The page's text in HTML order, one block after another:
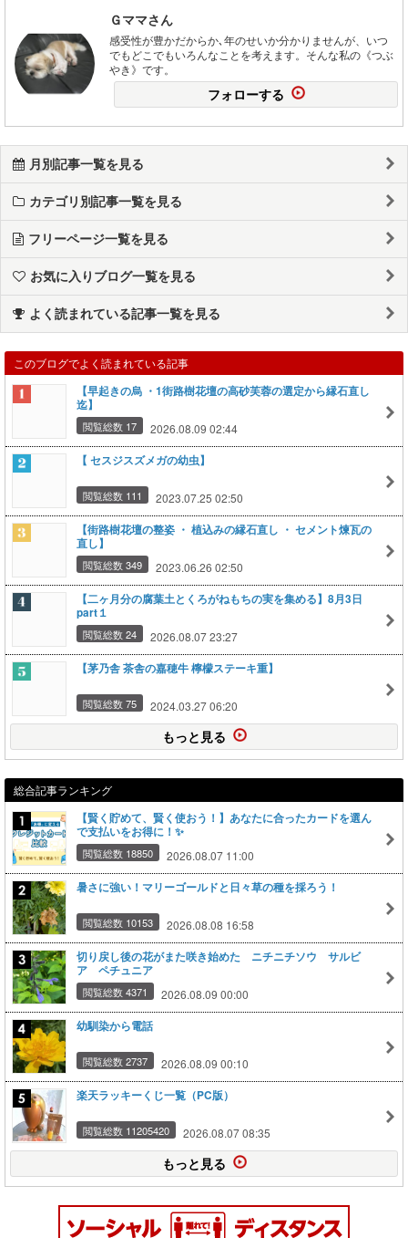
Ｇママさん
感受性が豊かだからか､年のせいか分かりませんが、いつ
でもどこでもいろんなことを考えます。そんな私の《つぶ
やき》です。
フォローする
月別記事一覧を見る
カテゴリ別記事一覧を見る
フリーページ一覧を見る
お気に入りブログ一覧を見る
よく読まれている記事一覧を見る
このブログでよく読まれている記事
【早起きの烏 ・1街路樹花壇の高砂芙蓉の選定から縁石直し
迄】
閲覧総数 17 2026.08.09 02:44
【 セスジスズメガの幼虫】
閲覧総数 111 2023.07.25 02:50
【街路樹花壇の整姿 ・ 植込みの縁石直し ・ セメント煉瓦の
直し】
閲覧総数 349 2023.06.26 02:50
【二ヶ月分の腐葉土とくろがねもちの実を集める】8月3日
part１
閲覧総数 24 2026.08.07 23:27
【茅乃舎 茶舎の嘉穂牛 檸檬ステーキ重】
閲覧総数 75 2024.03.27 06:20
もっと見る
総合記事ランキング
【賢く貯めて、賢く使おう！】あなたに合ったカードを選ん
で支払いをお得に！✨
閲覧総数 18850 2026.08.07 11:00
暑さに強い！マリーゴールドと日々草の種を採ろう！
閲覧総数 10153 2026.08.08 16:58
切り戻し後の花がまた咲き始めた ニチニチソウ サルビ
ア ペチュニア
閲覧総数 4371 2026.08.09 00:00
幼馴染から電話
閲覧総数 2737 2026.08.09 00:10
楽天ラッキーくじ一覧（PC版）
閲覧総数 11205420 2026.08.07 08:35
もっと見る